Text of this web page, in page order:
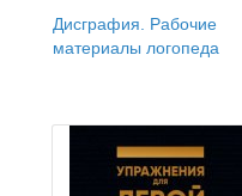
Дисграфия. Рабочие
материалы логопеда